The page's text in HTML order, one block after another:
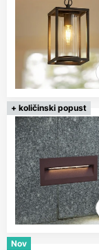
+ količinski popust
Nov